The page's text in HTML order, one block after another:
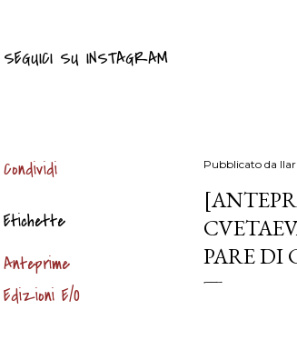
SEGUICI SU INSTAGRAM
Condividi
Etichette
Anteprime
Edizioni E/O
Pubblicato da
PARE DI